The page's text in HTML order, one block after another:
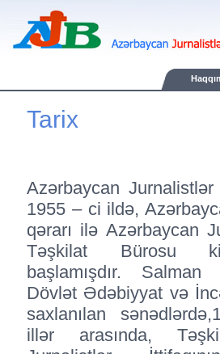
Tarix
Azərbaycan
1955 – ci ildə,
qərarı ilə Azərbaycan
Təşkilat Bürosu
başlamışdır.
Dövlət Ədəbiyyat və
saxlanılan
illər arasında,